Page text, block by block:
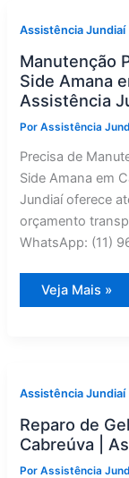
Itupeva?
Instalação
Especializado
Assistência Jundiaí
Manutenção
Side Amana
Assistência
PorAssistência
Precisa de
Side Amana em
Jundiaí oferece
orçamento
WhatsApp: (11)
Manutenção
Preventiva
em
Campo
Paulista
|
Assistência
Jundiaí
Veja Mais »
Assistência Jundiaí
Reparo de
Cabreúva |
PorAssistência